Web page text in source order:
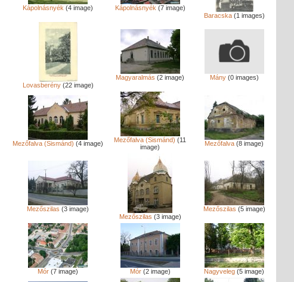
Kápolnásnyék (4 image) Kápolnásnyék (7 image)
Baracska(1 images)
Lovasberény(22 image)
Magyaralmás (2 image) Mány(0 images)
Mezőfalva (Sismánd) (4 image) Mezőfalva (Sismánd) (11
image)
Mezőfalva (8 image)
Mezőszilas (3 image)
Mezőszilas (3 image)
Mezőszilas (5 image)
Mór (7 image) Mór(2 image) Nagyveleg (5 image)